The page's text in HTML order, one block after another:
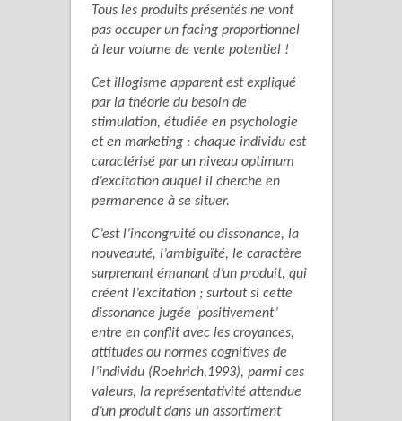
Tous les produits présentés ne vont
pas occuper un facing proportionnel
à leur volume de vente potentiel !
Cet illogisme apparent est expliqué
par la théorie du besoin de
stimulation, étudiée en psychologie
et en marketing : chaque individu est
caractérisé par un niveau optimum
d’excitation auquel il cherche en
permanence à se situer.
C’est l’incongruité ou dissonance, la
nouveauté, l’ambiguïté, le caractère
surprenant émanant d’un produit, qui
créent l’excitation ; surtout si cette
dissonance jugée ‘positivement’
entre en conflit avec les croyances,
attitudes ou normes cognitives de
l’individu (Roehrich,1993), parmi ces
valeurs, la représentativité attendue
d’un produit dans un assortiment